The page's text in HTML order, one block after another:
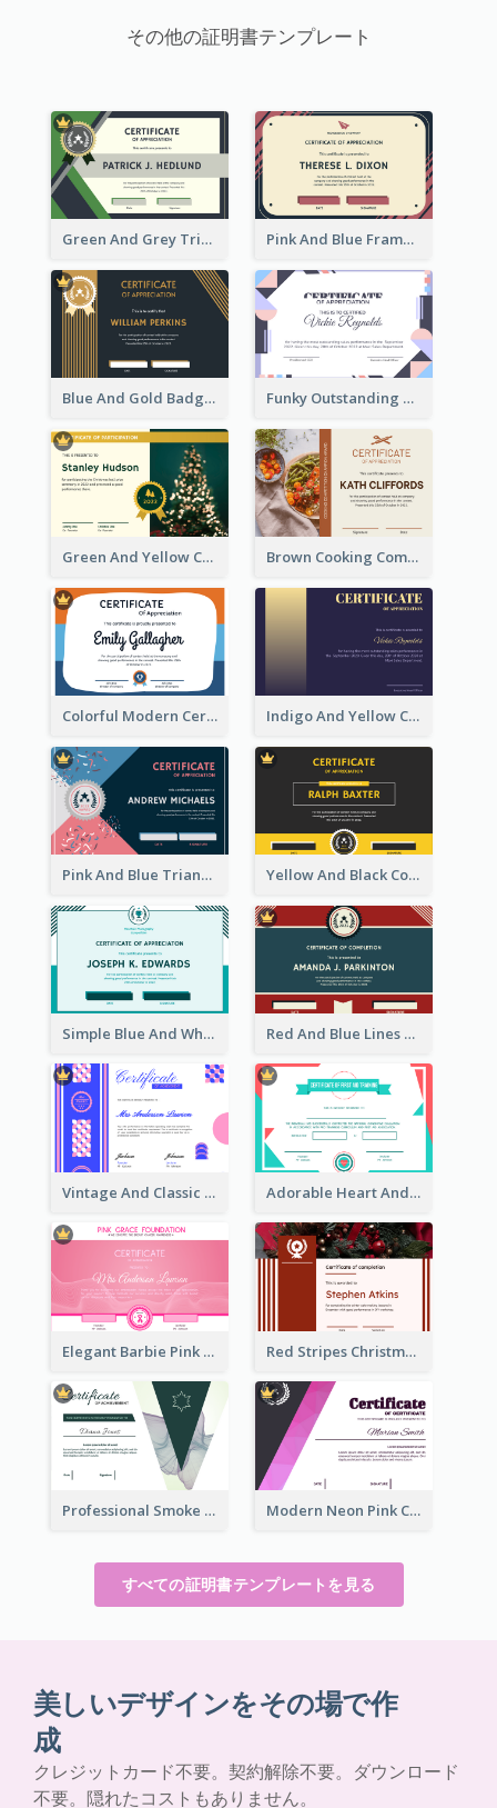
その他の証明書テンプレート
Green And Grey Triangles With Badge Certificate Pink And Blue Frame Company Certificate
Blue And Gold Badge Appreciation Certificate Funky Outstanding Shapes Certificate Design Template Ideas
Green And Yellow Christmas Tree Photo Certificate Brown Cooking Competition Award Certificate
Colorful Modern Certificate Design For Student Indigo And Yellow Certificate Design of Recommendation
Pink And Blue Triangles Confetti Celebration Certificate Yellow And Black Contrast Simple Certificate
Simple Blue And White Rectangle Certificate Red And Blue Lines And Badge Completion Certificate
Vintage And Classic Vibrant Certificate Design Ideas Adorable Heart And Triangles Certificate Design Template
Elegant Barbie Pink Certificate Design Ideas Red Stripes Christmas Decorations Certificate
Professional Smoke Wave Certificate Design Template Modern Neon Pink Color Certificate Design Idea
すべての証明書テンプレートを見る
美しいデザインをその場で作
成
クレジットカード不要。契約解除不要。ダウンロード
不要。隠れたコストもありません。